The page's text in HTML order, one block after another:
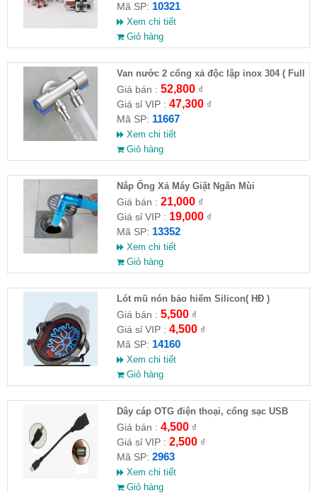
Mã SP: 10321
Xem chi tiết
Giỏ hàng
Van nước 2 cổng xả độc lập inox 304 ( Full
VAT )
Giá bán : 52,800₫
Giá sỉ VIP : 47,300₫
Mã SP: 11667
Xem chi tiết
Giỏ hàng
Nắp Ống Xả Máy Giặt Ngăn Mùi
Giá bán : 21,000₫
Giá sỉ VIP : 19,000₫
Mã SP: 13352
Xem chi tiết
Giỏ hàng
Lót mũ nón bảo hiểm Silicon( HĐ )
Giá bán : 5,500₫
Giá sỉ VIP : 4,500₫
Mã SP: 14160
Xem chi tiết
Giỏ hàng
Dây cáp OTG điện thoại, cổng sạc USB
Giá bán : 4,500₫
Giá sỉ VIP : 2,500₫
Mã SP: 2963
Xem chi tiết
Giỏ hàng